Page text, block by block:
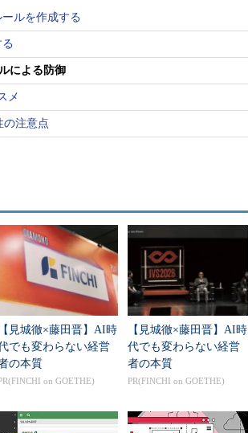
について説明していく。
すべてのHTTP／HTTPSトラフィックを
を中継する際、中身を精査し、不正な文
したり、リダイレクトしたりする。
プロキシとほとんど同じである。唯
を復号する必要がある点である。WAF
ルの2通りがある。ポジティブモデルと
ルを作成する
による防御
メ
の注意点
【見城徹×藤田晋】AI時
でも変わらない経営
の本質
on GOETHE)
【見城徹×藤田晋】AI時
代でも変わらない経営
者の本質
PR(FINCHI on GOETHE)